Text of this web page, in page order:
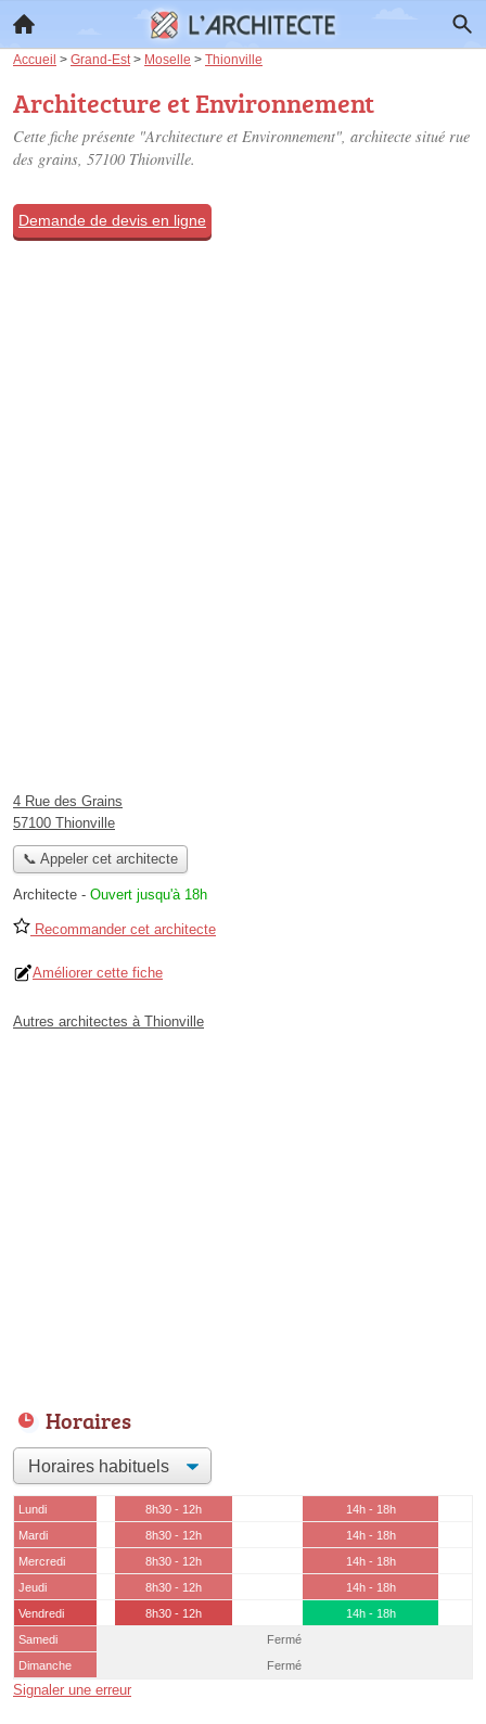
Accueil > Grand-Est > Moselle > Thionville
Architecture et Environnement
Cette fiche présente "Architecture et Environnement", architecte situé rue
des grains, 57100 Thionville.
Demande de devis en ligne
4 Rue des Grains
57100 Thionville
📞 Appeler cet architecte
Architecte - Ouvert jusqu'à 18h
Recommander cet architecte
Améliorer cette fiche
Autres architectes à Thionville
Horaires
Lundi 8h30 - 12h
14h - 18h
Mardi
8h30 - 12h
14h - 18h
Mercredi
8h30 - 12h
14h - 18h
Jeudi
8h30 - 12h
14h - 18h
Vendredi
8h30 - 12h
14h - 18h
Samedi
Fermé
Dimanche
Fermé
Signaler une erreur